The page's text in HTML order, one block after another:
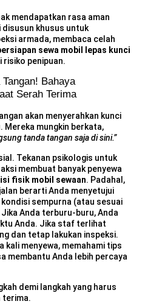
mendapatkan rasa aman
disusun khusus untuk
armada, membaca celah
sewa mobil lepas kunci
risiko penipuan.
Bahaya
Serah Terima
akan menyerahkan kunci
mungkin berkata,
tanda tangan saja di sini.”
Tekanan psikologis untuk
membuat banyak penyewa
fisik mobil sewaan. Padahal,
berarti Anda menyetujui
sempurna (atau sesuai
Anda terburu-buru, Anda
Anda. Jika staf terlihat
dan tetap lakukan inspeksi.
kali menyewa, memahami tips
membantu Anda lebih percaya
demi langkah yang harus
terima.